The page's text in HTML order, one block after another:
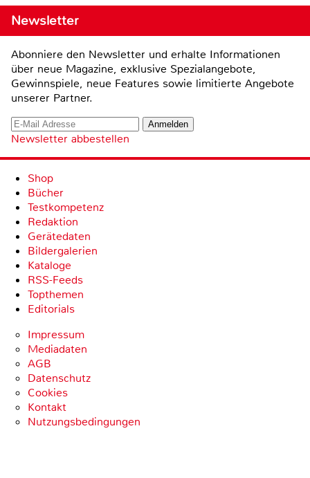
Newsletter
Abonniere den Newsletter und erhalte Informationen
über neue Magazine, exklusive Spezialangebote,
Gewinnspiele, neue Features sowie limitierte Angebote
unserer Partner.
Newsletter abbestellen
Shop
Bücher
Testkompetenz
Redaktion
Gerätedaten
Bildergalerien
Kataloge
RSS-Feeds
Topthemen
Editorials
Impressum
Mediadaten
AGB
Datenschutz
Cookies
Kontakt
Nutzungsbedingungen